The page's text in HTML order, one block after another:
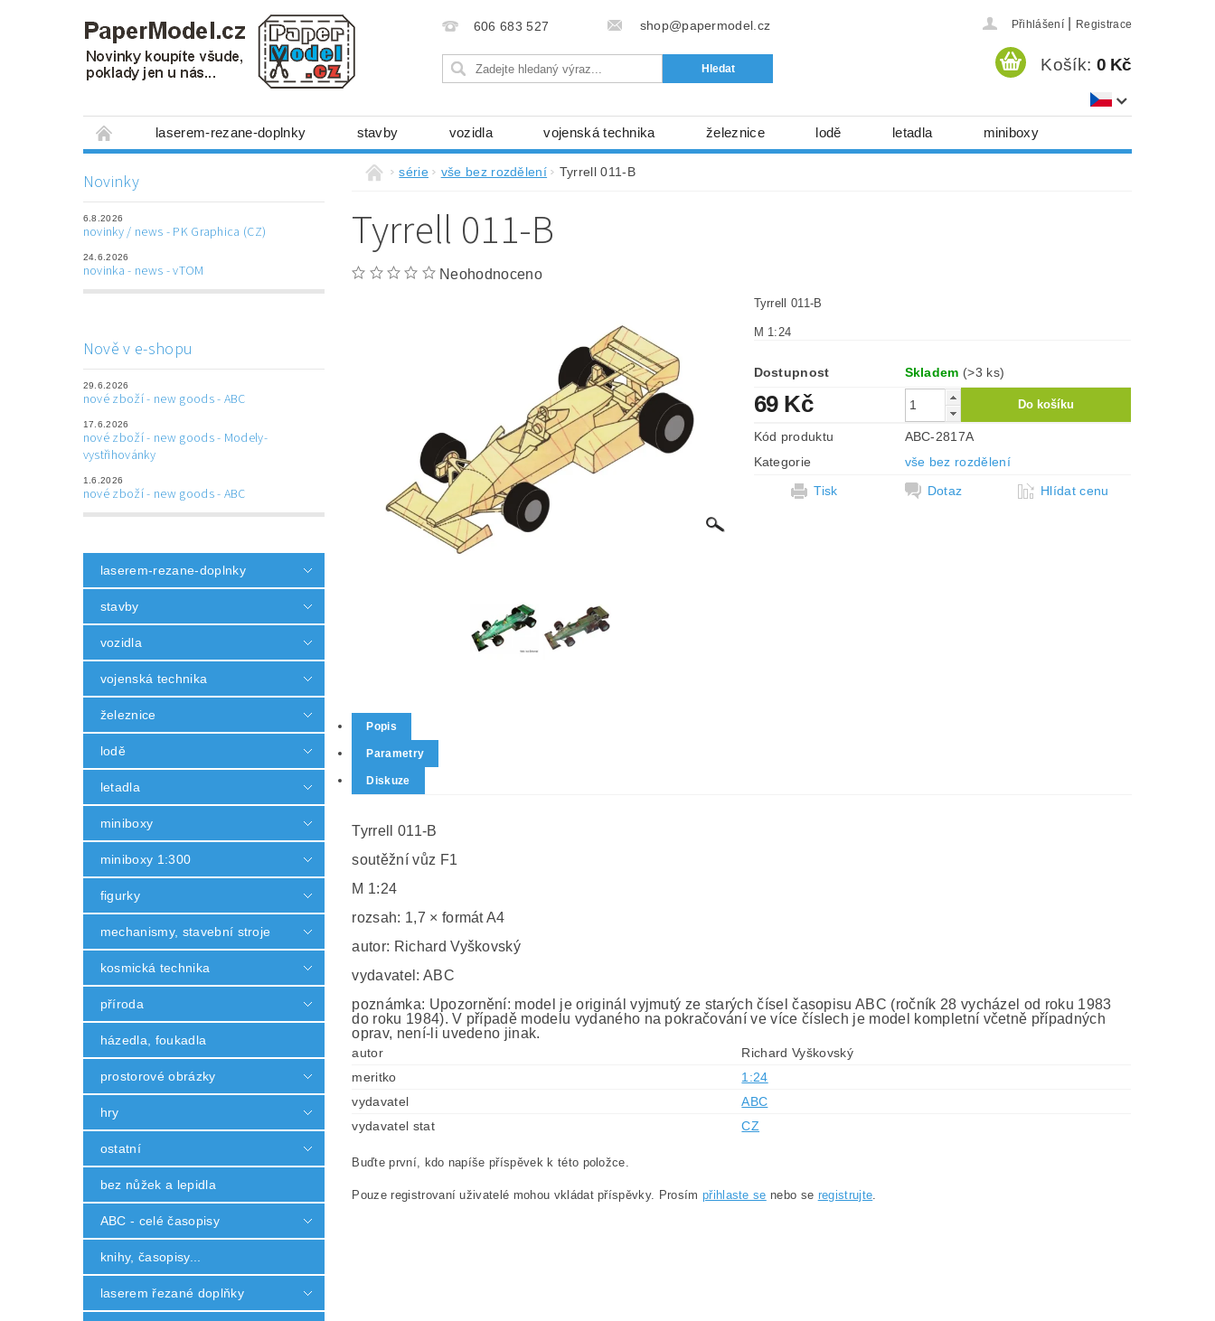
606 683 527 shop@papermodel.cz Přihlášení Registrace
Košík: 0 Kč
laserem-rezane-doplnky stavby vozidla vojenská technika železnice lodě letadla miniboxy
mechanismy, stavební stroje kosmická technika
laserem řezané doplňky 3D tištěné doplňky modelářské potřeby
Napište nám Obchodní podmínky Ochrana osobních údajů (GDPR)
Novinky
6.8.2026
novinky / news - PK Graphica (CZ)
24.6.2026
novinka - news - vTOM
Nově v e-shopu
29.6.2026
nové zboží - new goods - ABC
17.6.2026
nové zboží - new goods - Modely-
vystřihovánky
1.6.2026
nové zboží - new goods - ABC
laserem-rezane-doplnky
stavby
vozidla
vojenská technika
železnice
lodě
letadla
miniboxy
miniboxy 1:300
figurky
mechanismy, stavební stroje
kosmická technika
příroda
házedla, foukadla
prostorové obrázky
hry
ostatní
bez nůžek a lepidla
ABC - celé časopisy
knihy, časopisy...
laserem řezané doplňky
série vše bez rozdělení Tyrrell 011-B
Tyrrell 011-B
Neohodnoceno
Tyrrell 011-B
M 1:24
Dostupnost Skladem (>3 ks)
69 Kč
Kód produktu
ABC-2817A
Kategorie
vše bez rozdělení
Tisk
Dotaz Hlídat cenu
Popis
Parametry
Diskuze
Tyrrell 011-B
soutěžní vůz F1
M 1:24
rozsah: 1,7 × formát A4
autor: Richard Vyškovský
vydavatel: ABC
poznámka: Upozornění: model je originál vyjmutý ze starých čísel časopisu ABC (ročník 28 vycházel od roku 1983
do roku 1984). V případě modelu vydaného na pokračování ve více číslech je model kompletní včetně případných
oprav, není-li uvedeno jinak.
autor
Richard Vyškovský
meritko
1:24
vydavatel
ABC
vydavatel stat
CZ
Buďte první, kdo napíše příspěvek k této položce.
Pouze registrovaní uživatelé mohou vkládat příspěvky. Prosím přihlaste se nebo se registrujte.